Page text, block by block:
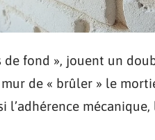
de fond », jouent un
de « brûler » le
l’adhérence